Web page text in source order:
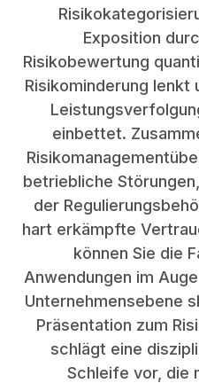
Exposition
Risikobewertung
Risikominderung lenkt
einbettet.
betriebliche
der
hart erkämpfte
können Sie die
Anwendungen im
Unternehmensebene
Präsentation zum
schlägt eine
Schleife vor, die